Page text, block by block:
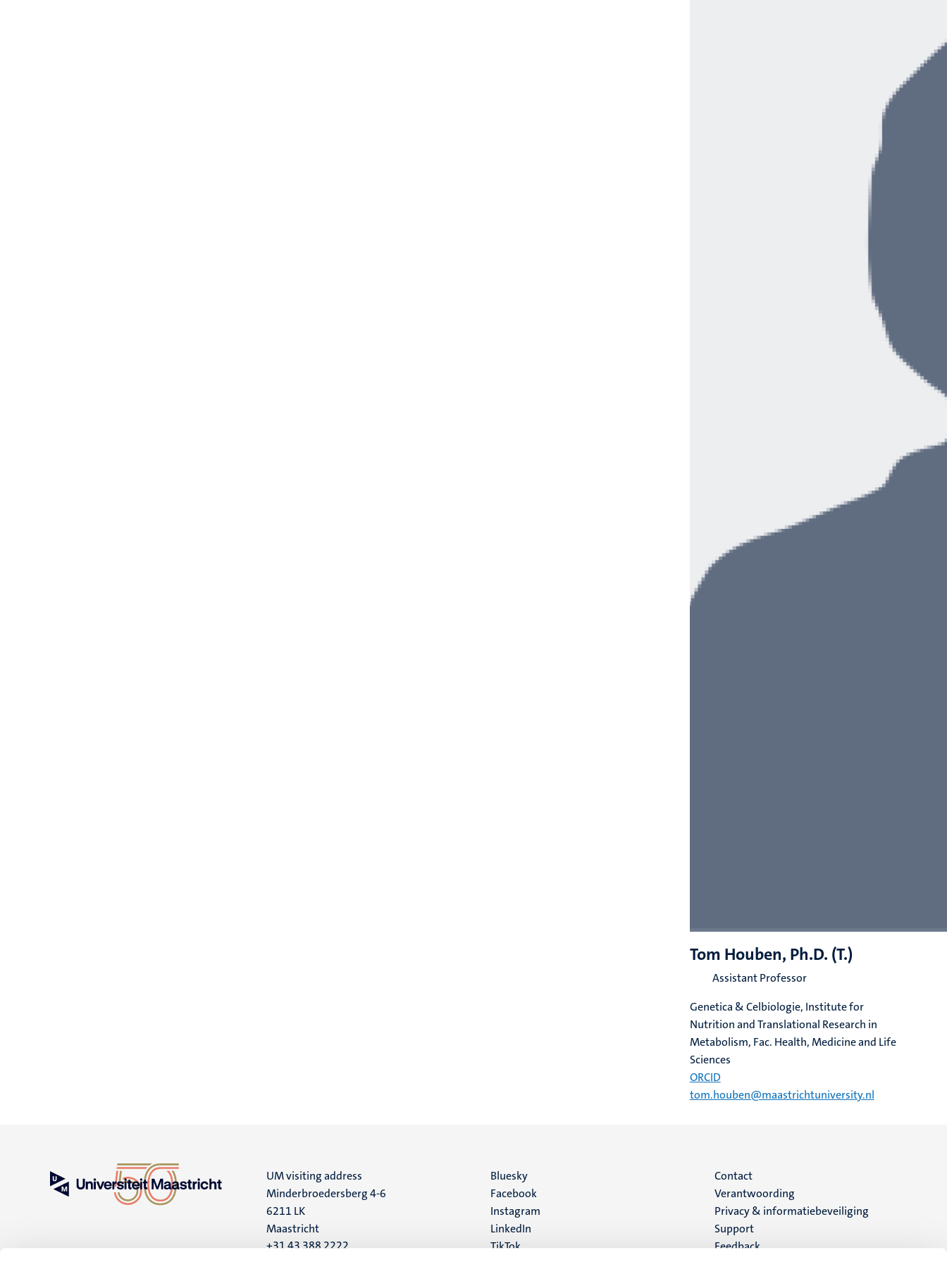
Tom Houben, Ph.D. (T.)
Assistant Professor
Genetica & Celbiologie, Institute for
Nutrition and Translational Research in
Metabolism, Fac. Health, Medicine and Life
Sciences
ORCID
tom.houben@maastrichtuniversity.nl
UM visiting address
Minderbroedersberg 4-6
6211 LK
Maastricht
+31 43 388 2222
Social
media
Bluesky
Facebook
Instagram
LinkedIn
TikTok
Menu
footer
(NL)
Contact
Verantwoording
Privacy & informatiebeveiliging
Support
Feedback